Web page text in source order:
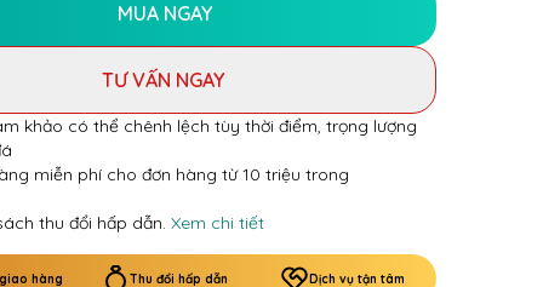
MUA NGAY
TƯ VẤN NGAY
khảo có thể chênh lệch tùy thời điểm, trọng lượng
miễn phí cho đơn hàng từ 10 triệu trong
thu đổi hấp dẫn. Xem chi tiết
hàng Thu đổi hấp dẫn Dịch vụ tận tâm